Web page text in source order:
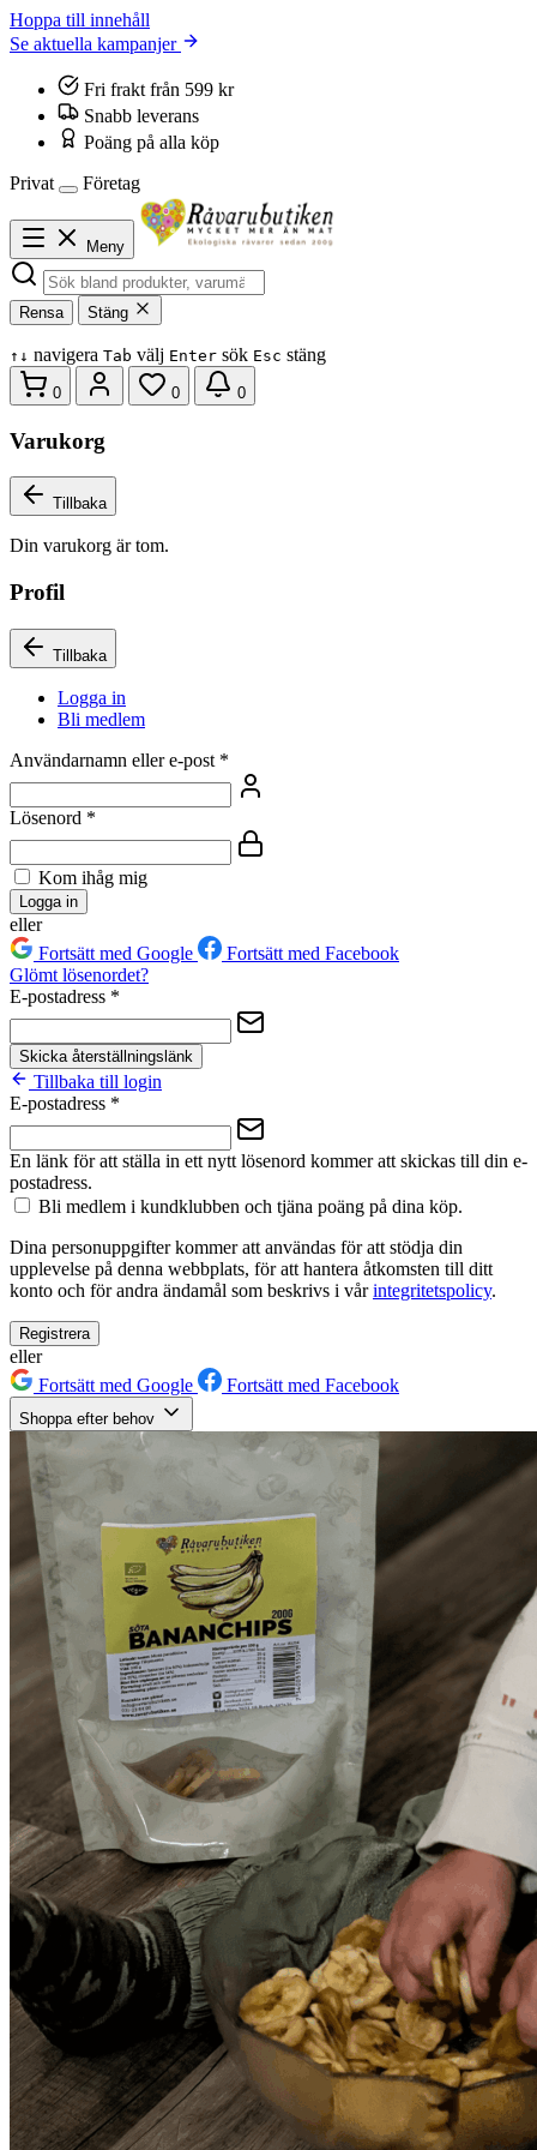
Hoppa till innehåll
Se aktuella kampanjer
Fri frakt från 599 kr
Snabb leverans
Poäng på alla köp
Privat
Företag
Meny
Rensa Stäng
↑ ↓ navigera Tab välj Enter sök Esc stäng
0 0 0
Varukorg
Tillbaka
Din varukorg är tom.
Profil
Tillbaka
Logga in
Bli medlem
Användarnamn eller e-post *
Lösenord *
Kom ihåg mig
Logga in
eller
Fortsätt med Google
Fortsätt med Facebook
Glömt lösenordet?
E-postadress *
Skicka återställningslänk
Tillbaka till login
E-postadress *
En länk för att ställa in ett nytt lösenord kommer att skickas till din e-
postadress.
Bli medlem i kundklubben och tjäna poäng på dina köp.
Dina personuppgifter kommer att användas för att stödja din
upplevelse på denna webbplats, för att hantera åtkomsten till ditt
konto och för andra ändamål som beskrivs i vårintegritetspolicy.
Registrera
eller
Fortsätt med Google
Fortsätt med Facebook
Shoppa efter behov